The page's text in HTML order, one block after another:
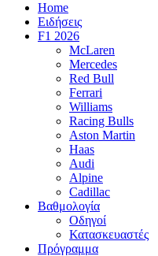
Home
Ειδήσεις
F1 2026
McLaren
Mercedes
Red Bull
Ferrari
Williams
Racing Bulls
Aston Martin
Haas
Audi
Alpine
Cadillac
Βαθμολογία
Οδηγοί
Κατασκευαστές
Πρόγραμμα